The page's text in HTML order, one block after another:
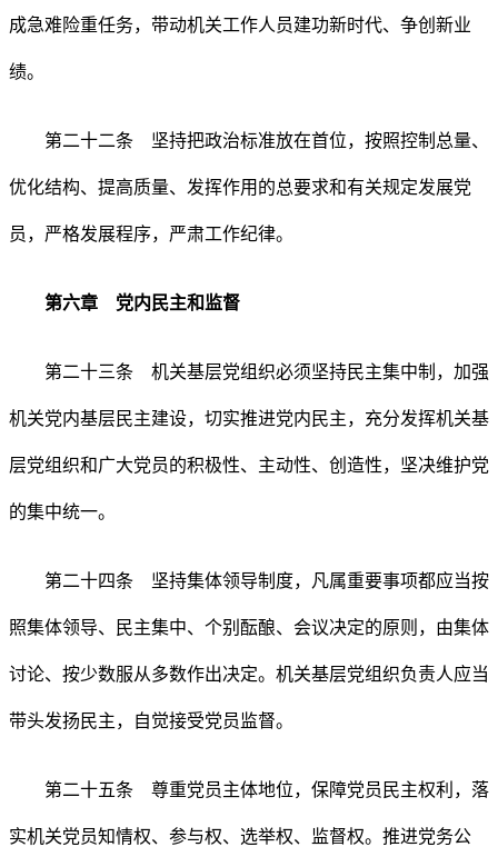
成急难险重任务，带动机关工作人员建功新时代、争创新业
绩。
第二十二条 坚持把政治标准放在首位，按照控制总量、
优化结构、提高质量、发挥作用的总要求和有关规定发展党
员，严格发展程序，严肃工作纪律。
第六章 党内民主和监督
第二十三条 机关基层党组织必须坚持民主集中制，加强
机关党内基层民主建设，切实推进党内民主，充分发挥机关基
层党组织和广大党员的积极性、主动性、创造性，坚决维护党
的集中统一。
第二十四条 坚持集体领导制度，凡属重要事项都应当按
照集体领导、民主集中、个别酝酿、会议决定的原则，由集体
讨论、按少数服从多数作出决定。机关基层党组织负责人应当
带头发扬民主，自觉接受党员监督。
第二十五条 尊重党员主体地位，保障党员民主权利，落
实机关党员知情权、参与权、选举权、监督权。推进党务公